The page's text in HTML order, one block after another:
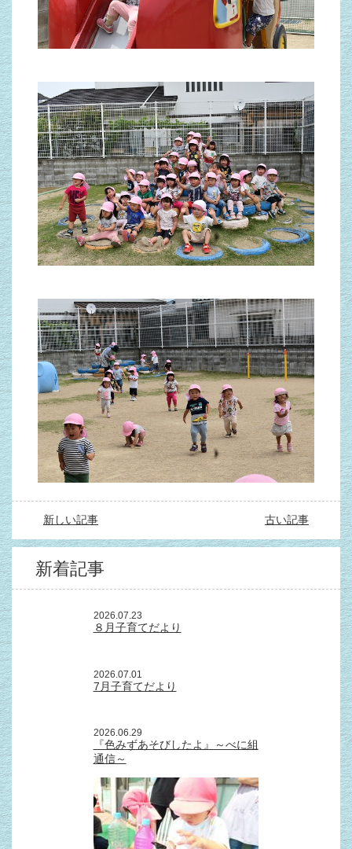
新しい記事 古い記事
新着記事
2026.07.23
８月子育てだより
2026.07.01
7月子育てだより
2026.06.29
『色みずあそびしたよ』～べに組
通信～